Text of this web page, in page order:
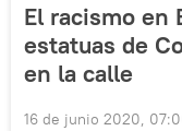
El racismo en
estatuas de
en la calle
16 de junio 2020,